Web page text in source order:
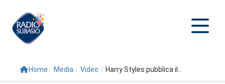
Cerca
Home / Media / Video / Harry Styles pubblica il...